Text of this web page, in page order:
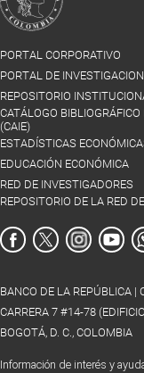
PORTAL CORPORATIVO
PORTAL DE
REPOSITORIO
CATÁLOGO
(CAIE)
ESTADÍSTICAS
EDUCACIÓN ECONÓMICA
RED DE INVESTIGADORES
REPOSITORIO DE LA RED
BANCO DE LA REPÚBLICA |
CARRERA 7 #14-78
BOGOTÁ, D. C., COLOMBIA
Información de interés y